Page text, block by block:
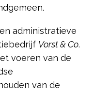
administratieve
Vorst & Co.
voeren van de
van de